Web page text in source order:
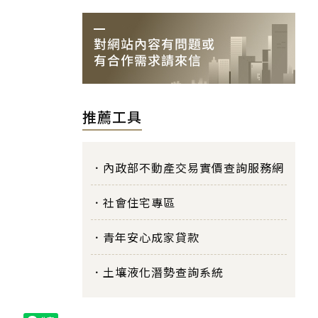
推薦工具
內政部不動產交易實價查詢服務網
社會住宅專區
青年安心成家貸款
土壤液化潛勢查詢系統